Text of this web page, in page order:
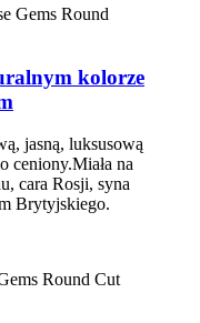
kolorze
jasną, luksusową
ceniony.Miała na
cara Rosji, syna
Brytyjskiego.